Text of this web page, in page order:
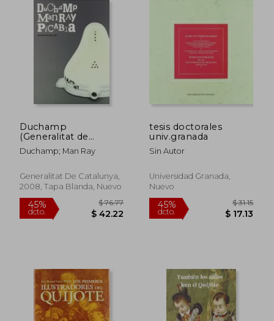
Duchamp
(Generalitat de
Catalunya)
Duchamp; Man Ray
Generalitat De Catalunya,
2008, Tapa Blanda, Nuevo
45%
dcto. $ 42.22
tesis doctorales
univ.granada
Sin Autor
Universidad Granada,
Nuevo
45%
dcto.